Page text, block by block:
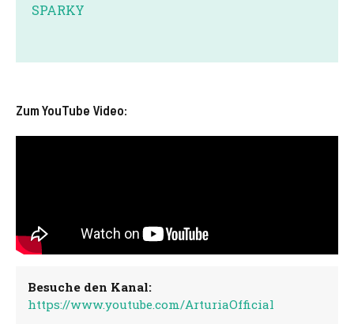
SPARKY
Zum YouTube Video:
Besuche den Kanal:
https://www.youtube.com/ArturiaOfficial